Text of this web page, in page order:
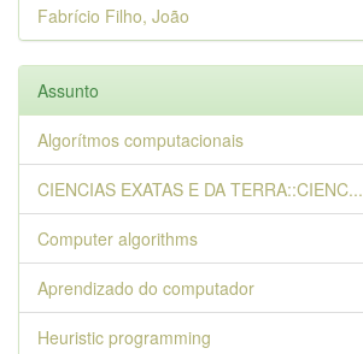
Fabrício Filho, João
Assunto
Algorítmos computacionais
CIENCIAS EXATAS E DA TERRA::CIENC...
Computer algorithms
Aprendizado do computador
Heuristic programming